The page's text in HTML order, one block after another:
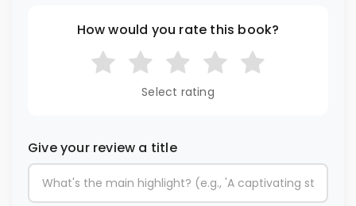
How would you rate this book?
Select rating
Give your review a title